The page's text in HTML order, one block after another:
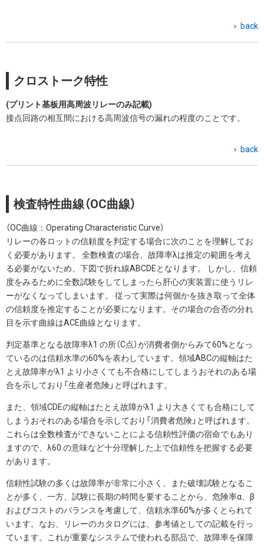
back
クロストーク特性
(プリント基板用高周波リレーのみ記載)
接点回路の相互間における高周波信号の漏れの程度のことです。
back
検査特性曲線（OC曲線）
（OC曲線：Operating Characteristic Curve）
リレーの各ロットの信頼度を判定する場合に次のことを理解してお
く必要があります。 全数検査の場合、故障率λは推定の範囲を考え
る必要がないため、下図で折れ線ABCDEとなります。 しかし、信頼
度をみるために全数試験をしてしまったら肝心の実装置に使うリレ
ーがなくなってしまいます。 従って実際は何個かを抜き取って全体
の信頼度を推定することが必要になります。その場合の合否の分れ
目を示す曲線はACE曲線となります。
判定基準となる故障率λ1 の所（C点）が消費者側からみて60%となっ
ているのは信頼水準の60%を表わしています。領域ABCの縦軸はた
とえ故障率がλ1 より小さくても不合格にしてしまうおそれのある場
合を示しており「生産者危険」と呼ばれます。
また、領域CDEの縦軸はたとえ故障がλ1 より大きくても合格にして
しまうおそれのある場合を示しており「消費者危険」と呼ばれます。
これらは全数検査ができないことによる信頼性評価の宿命でもあり
ますので、λ60 の意味など十分理解した上で信頼性を把握する必要
があります。
信頼性試験の多くは故障率が非常に小さく、また破壊試験となるこ
とが多く、一方、試験に長期の時間を要することから、危険率α、β
およびコストのバランスを考慮して、信頼水準60%が多くとられて
います。なお、リレーのカタログには、参考値としての記載を行っ
ています。これが重要なシステムで使われる部品で、故障率を保障